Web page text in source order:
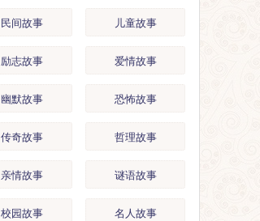
民间故事 儿童故事
励志故事 爱情故事
幽默故事 恐怖故事
传奇故事 哲理故事
亲情故事 谜语故事
校园故事 名人故事